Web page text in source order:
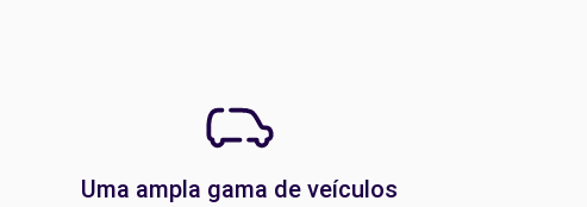
Uma ampla gama de veículos